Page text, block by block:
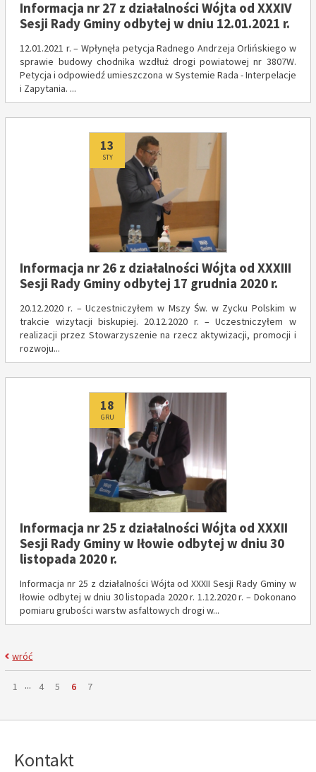
Informacja nr 27 z działalności Wójta od XXXIV
Sesji Rady Gminy odbytej w dniu 12.01.2021 r.
12.01.2021 r. – Wpłynęła petycja Radnego Andrzeja Orlińskiego w
sprawie budowy chodnika wzdłuż drogi powiatowej nr 3807W.
Petycja i odpowiedź umieszczona w Systemie Rada - Interpelacje
i Zapytania. ...
Dodano
13
STY
Informacja nr 26 z działalności Wójta od XXXIII
Sesji Rady Gminy odbytej 17 grudnia 2020 r.
20.12.2020 r. – Uczestniczyłem w Mszy Św. w Zycku Polskim w
trakcie wizytacji biskupiej. 20.12.2020 r. – Uczestniczyłem w
realizacji przez Stowarzyszenie na rzecz aktywizacji, promocji i
rozwoju...
Dodano
18
GRU
Informacja nr 25 z działalności Wójta od XXXII
Sesji Rady Gminy w Iłowie odbytej w dniu 30
listopada 2020 r.
Informacja nr 25 z działalności Wójta od XXXII Sesji Rady Gminy w
Iłowie odbytej w dniu 30 listopada 2020 r. 1.12.2020 r. – Dokonano
pomiaru grubości warstw asfaltowych drogi w...
wróć
Strona
Strona
1 ... Strona
4 Strona
5 Strona
6 Strona
7
Kontakt